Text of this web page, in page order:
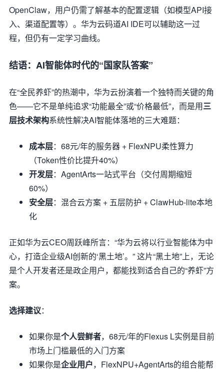
OpenClaw，用户仍需了解基本的配置逻辑（如模型API接
入、渠道配置等）。华为云码道AI IDE可以辅助这一过
程，但仍有一定学习曲线。
结语：AI智能体时代的“国家队答案”
在“全民养虾”的热潮中，华为云扮演着一个独特而关键的角
色——它不是单纯追求“功能最全”或“价格最低”，而是用三
层技术架构系统性解决AI智能体落地的三大难题：
成本层：68元/年的服务器 + FlexNPU柔性算力
（Token性价比提升40%）
开发层：AgentArts一站式平台（交付周期缩短
60%）
安全层：混合云方案 + 五层防护 + ClawHub-lite本地
化
正如华为云CEO周跃峰所言：“华为云将以行业智能体为中
心，打造企业级AI创新的‘黑土地’。” 这片“黑土地”上，无论
是个人开发者还是政企用户，都能找到适合自己的“养虾”方
案。
选择建议：
如果你是个人尝鲜者，68元/年的Flexus L实例是目前
市场上门槛最低的入门方案
如果你是企业用户，FlexNPU+AgentArts的组合能帮